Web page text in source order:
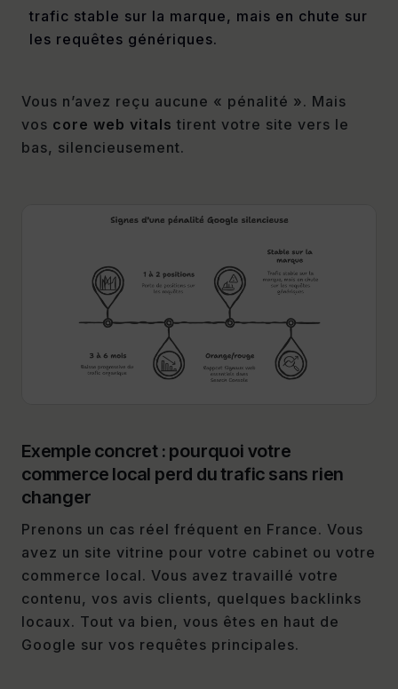
trafic stable sur la marque, mais en chute sur
les requêtes génériques.
Vous n’avez reçu aucune « pénalité ». Mais
vos core web vitals tirent votre site vers le
bas, silencieusement.
Exemple concret : pourquoi votre
commerce local perd du trafic sans rien
changer
Prenons un cas réel fréquent en France. Vous
avez un site vitrine pour votre cabinet ou votre
commerce local. Vous avez travaillé votre
contenu, vos avis clients, quelques backlinks
locaux. Tout va bien, vous êtes en haut de
Google sur vos requêtes principales.